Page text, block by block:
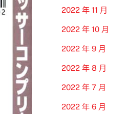
2022 年 11 月
2022 年 10 月
2022 年 9 月
2022 年 8 月
2022 年 7 月
2022 年 6 月